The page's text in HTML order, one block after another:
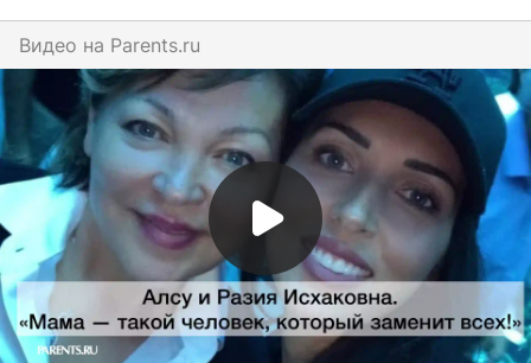
Видео на parents.ru